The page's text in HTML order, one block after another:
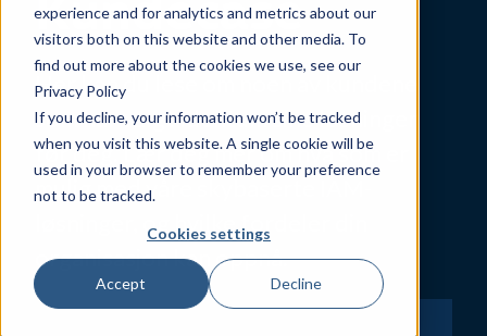
experience and for analytics and metrics about our
visitors both on this website and other media. To
find out more about the cookies we use, see our
Privacy Policy
If you decline, your information won’t be tracked
when you visit this website. A single cookie will be
used in your browser to remember your preference
not to be tracked.
Cookies settings
Accept Decline
Her kan du lese om noen av kundene
som har valgt Identum sine løsninger
før deg. Lær deg mer om hva som er
mulig med våre skybaserte IAM-
løsninger, og hvilke fordeler din
organisasjon kan oppnå.